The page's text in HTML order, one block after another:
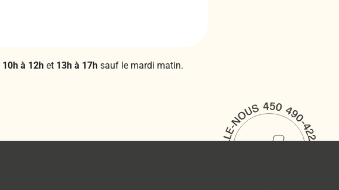
10h à 12h et 13h à 17h sauf le mardi matin.